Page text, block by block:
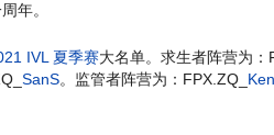
年。
IVL 夏季赛大名单。求生者阵营为：
SanS。监管者阵营为：FPX.ZQ_ Ken